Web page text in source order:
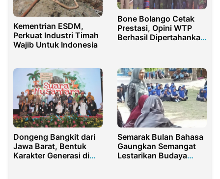
Kementrian ESDM,
Perkuat Industri Timah
Wajib Untuk Indonesia
Bone Bolango Cetak
Prestasi, Opini WTP
Berhasil Dipertahankan
Dongeng Bangkit dari
Jawa Barat, Bentuk
Karakter Generasi di
Semarak Bulan Bahasa
Gaungkan Semangat
Lestarikan Budaya